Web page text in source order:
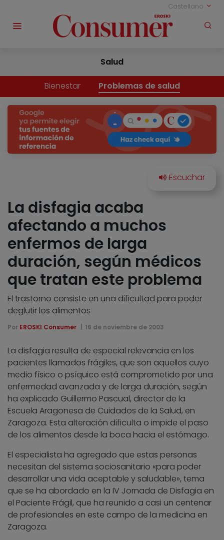
Castellano
Salud
Bienestar Problemas de salud
La disfagia acaba
afectando a muchos
enfermos de larga
duración, según médicos
que tratan este problema
El trastorno consiste en una dificultad para poder
deglutir los alimentos
Por EROSKI Consumer 16 de noviembre de 2003
La disfagia resulta de especial relevancia en los
pacientes llamados frágiles, que son aquellos cuyo
medio físico o psíquico está comprometido por una
enfermedad avanzada y de larga duración, según
ha explicado Guillermo Pascual, director de la
Escuela Aragonesa de Cuidados de la Salud, en
Zaragoza. Esta alteración dificulta o impide el paso
de los alimentos desde la boca hacia el estómago.
El especialista ha agregado que estas personas
necesitan del sistema sociosanitario «para poder
desarrollar una vida aceptable y saludable», tema
que se ha abordado en la IV Jornada de Disfagia en
el Paciente Frágil, que ha reunido a casi un centenar
de profesionales en este campo de la medicina en
Zaragoza.